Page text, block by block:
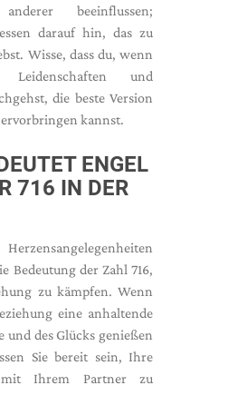
beeinflussen;
darauf hin, das zu
Wisse, dass du, wenn
und
die beste Version
kannst.
ENGEL
716 IN DER
Bedeutung der Zahl 716,
zu kämpfen. Wenn
eine anhaltende
und des Glücks genießen
Sie bereit sein, Ihre
mit Ihrem Partner zu